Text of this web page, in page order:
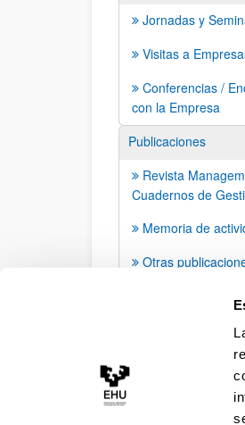
Jornadas y
Visitas a
Conferencias /
con la Empresa
Publicaciones
Revista
Cuadernos de
Memoria de
Otras
Apariciones en